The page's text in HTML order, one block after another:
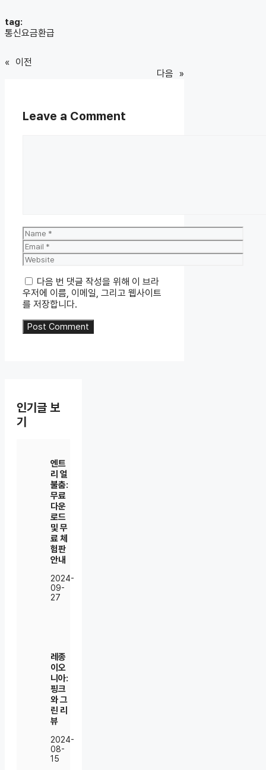
tag:
통신요금환급
« 이전
다음 »
Leave a Comment
Name
Email
Website
다음 번 댓글 작성을 위해 이 브라
우저에 이름, 이메일, 그리고 웹사이트
를 저장합니다.
인기글 보
기
엔트
리 얼
불춤:
무료
다운
로드
및 무
료 체
험판
안내
2024-
09-
27
레종
이오
니아:
핑크
와 그
린 리
뷰
2024-
08-
15